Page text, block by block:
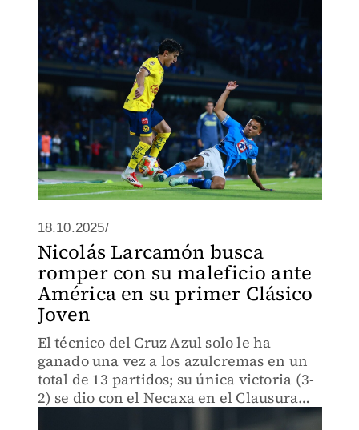
18.10.2025/
Nicolás Larcamón busca
romper con su maleficio ante
América en su primer Clásico
Joven
El técnico del Cruz Azul solo le ha
ganado una vez a los azulcremas en un
total de 13 partidos; su única victoria (3-
2) se dio con el Necaxa en el Clausura